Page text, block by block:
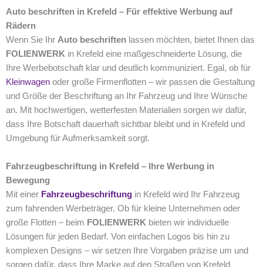
Auto beschriften in Krefeld – Für effektive Werbung auf
Rädern
Wenn Sie Ihr Auto beschriften lassen möchten, bietet Ihnen das
FOLIENWERK in Krefeld eine maßgeschneiderte Lösung, die
Ihre Werbebotschaft klar und deutlich kommuniziert. Egal, ob für
Kleinwagen oder große Firmenflotten – wir passen die Gestaltung
und Größe der Beschriftung an Ihr Fahrzeug und Ihre Wünsche
an. Mit hochwertigen, wetterfesten Materialien sorgen wir dafür,
dass Ihre Botschaft dauerhaft sichtbar bleibt und in Krefeld und
Umgebung für Aufmerksamkeit sorgt.
Fahrzeugbeschriftung in Krefeld – Ihre Werbung in
Bewegung
Mit einer Fahrzeugbeschriftung in Krefeld wird Ihr Fahrzeug
zum fahrenden Werbeträger. Ob für kleine Unternehmen oder
große Flotten – beim FOLIENWERK bieten wir individuelle
Lösungen für jeden Bedarf. Von einfachen Logos bis hin zu
komplexen Designs – wir setzen Ihre Vorgaben präzise um und
sorgen dafür, dass Ihre Marke auf den Straßen von Krefeld